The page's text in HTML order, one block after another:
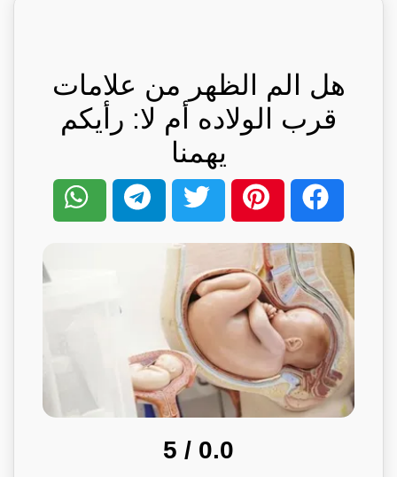
هل الم الظهر من علامات
قرب الولاده أم لا: رأيكم
يهمنا
0.0
/ 5